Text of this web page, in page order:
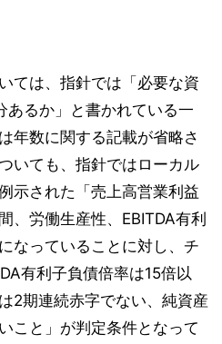
ては、指針では「必要な資
るか」と書かれている一
年数に関する記載が省略さ
いても、指針ではローカル
示された「売上高営業利益
、労働生産性、EBITDA有利
なっていることに対し、チ
有利子負債倍率は15倍以
2期連続赤字でない、純資産
こと」が判定条件となって